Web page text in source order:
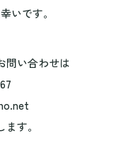
いです。
問い合わせは
す。